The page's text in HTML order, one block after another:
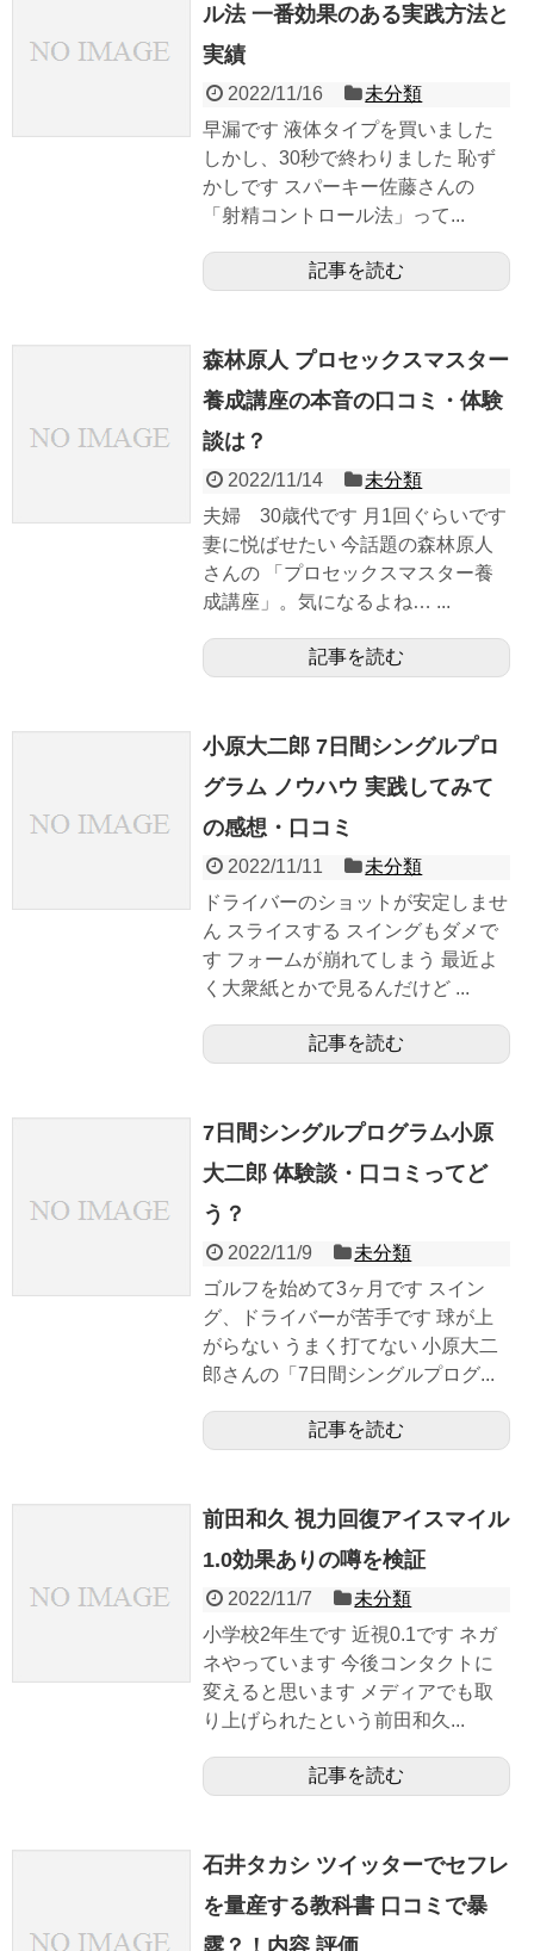
ル法 一番効果のある実践方法と
実績
2022/11/16
未分類
早漏です 液体タイプを買いました
しかし、30秒で終わりました 恥ず
かしです スパーキー佐藤さんの
「射精コントロール法」って...
記事を読む
森林原人 プロセックスマスター
養成講座の本音の口コミ・体験
談は？
2022/11/14
未分類
夫婦 30歳代です 月1回ぐらいです
妻に悦ばせたい 今話題の森林原人
さんの 「プロセックスマスター養
成講座」。気になるよね… ...
記事を読む
小原大二郎 7日間シングルプロ
グラム ノウハウ 実践してみて
の感想・口コミ
2022/11/11
未分類
ドライバーのショットが安定しませ
ん スライスする スイングもダメで
す フォームが崩れてしまう 最近よ
く大衆紙とかで見るんだけど ...
記事を読む
7日間シングルプログラム小原
大二郎 体験談・口コミってど
う？
2022/11/9
未分類
ゴルフを始めて3ヶ月です スイン
グ、ドライバーが苦手です 球が上
がらない うまく打てない 小原大二
郎さんの「7日間シングルプログ...
記事を読む
前田和久 視力回復アイスマイル
1.0効果ありの噂を検証
2022/11/7
未分類
小学校2年生です 近視0.1です ネガ
ネやっています 今後コンタクトに
変えると思います メディアでも取
り上げられたという前田和久...
記事を読む
石井タカシ ツイッターでセフレ
を量産する教科書 口コミで暴
露？！内容 評価